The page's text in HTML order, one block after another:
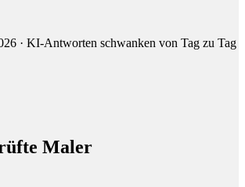
· KI-Antworten schwanken von Tag zu Tag
Maler